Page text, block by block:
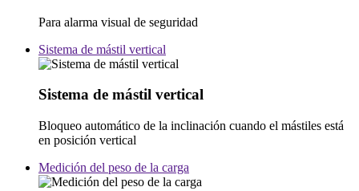
Para alarma visual de seguridad
Sistema de mástil vertical
Sistema de mástil vertical
Bloqueo automático de la inclinación cuando el mástiles está
en posición vertical
Medición del peso de la carga